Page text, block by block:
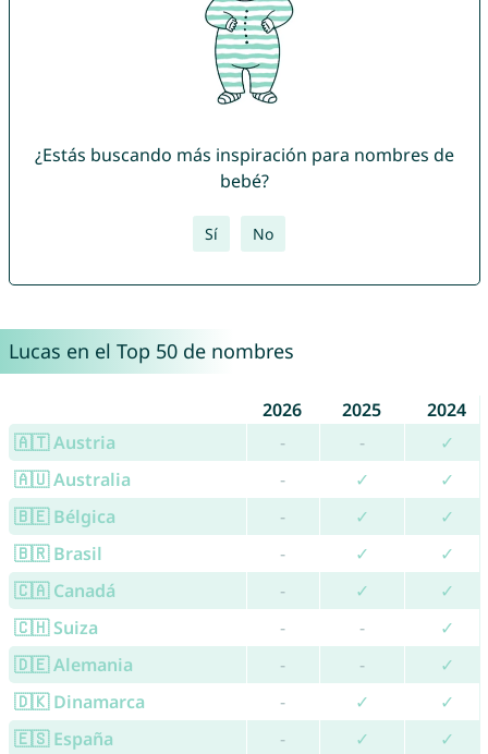
¿Estás buscando más inspiración para nombres de
bebé?
Sí No
Lucas en el Top 50 de nombres
2026 2025
2024
🇦🇹 Austria
- -
✓
🇦🇺 Australia
- ✓
✓
🇧🇪 Bélgica
- ✓
✓
🇧🇷 Brasil
- ✓
✓
🇨🇦 Canadá
- ✓
✓
🇨🇭 Suiza
- -
✓
🇩🇪 Alemania
- -
✓
🇩🇰 Dinamarca
- ✓
✓
🇪🇸 España
- ✓
✓